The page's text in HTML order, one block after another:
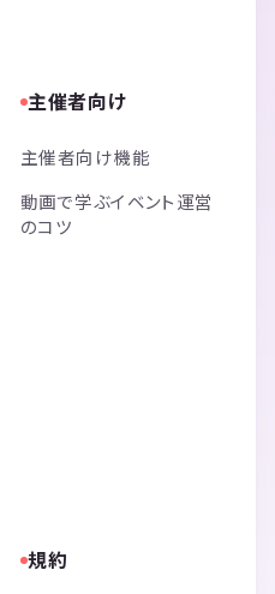
主催者向け
主催者向け機能
動画で学ぶイベント運営
のコツ
規約